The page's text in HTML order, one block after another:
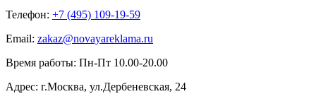
Телефон: +7 (495) 109-19-59
Email: zakaz@novayareklama.ru
Время работы: Пн-Пт 10.00-20.00
Адрес: г.Москва, ул.Дербеневская, 24